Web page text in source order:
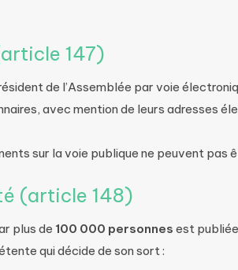
147)
de l’Assemblée par voie
avec mention de leurs adresses
sur la voie publique ne peuvent pas
(article 148)
plus de 100 000 personnes est
qui décide de son sort :